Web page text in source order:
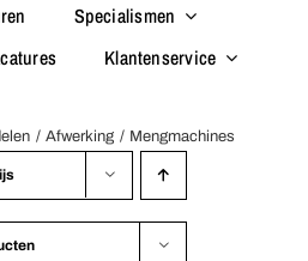
Specialismen
Klantenservice
Afwerking Mengmachines